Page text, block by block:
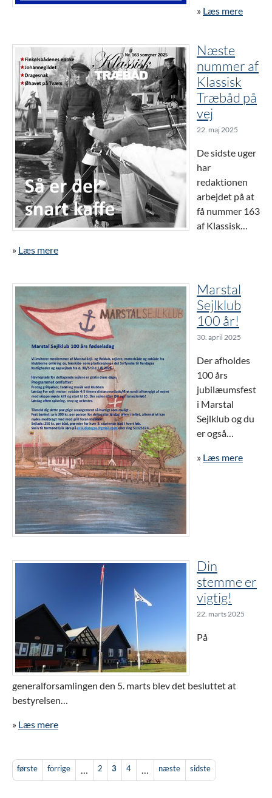
» Læs mere
Næste
nummer af
Klassisk
Træbåd på
vej
22. maj 2025
De sidste uger
har
redaktionen
arbejdet på at
få nummer 163
af Klassisk…
» Læs mere
Marstal
Sejlklub
100 år!
30. april 2025
Der afholdes
100 års
jubilæumsfest
i Marstal
Sejlklub og du
er også…
» Læs mere
Din
stemme er
vigtig!
22. marts 2025
På
generalforsamlingen den 5. marts blev det besluttet at
bestyrelsen…
» Læs mere
første forrige … 2 3 4 … næste sidste